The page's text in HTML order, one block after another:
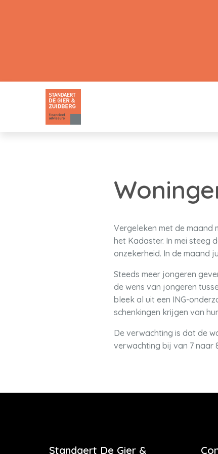
Vergeleken met de maand
het Kadaster. In mei steeg
onzekerheid. In de maand
Steeds meer jongeren
de wens van jongeren
bleek al uit een ING-
schenkingen krijgen van
De verwachting is dat de
verwachting bij van 7 naar
Standaert De Gier &